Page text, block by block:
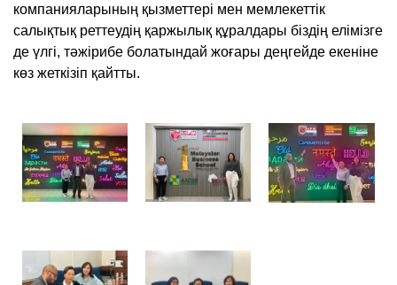
компанияларының қызметтері мен мемлекеттік
салықтық реттеудің қаржылық құралдары біздің елімізге
де үлгі, тәжірибе болатындай жоғары деңгейде екеніне
көз жеткізіп қайтты.